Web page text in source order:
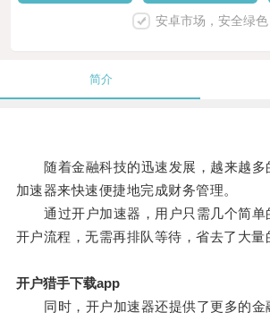
安卓市场，安全绿色
简介
随着金融科技的迅速发展，越来越多
加速器来快速便捷地完成财务管理。
通过开户加速器，用户只需几个简单
开户流程，无需再排队等待，省去了大量
开户猎手下载app
同时，开户加速器还提供了更多的金